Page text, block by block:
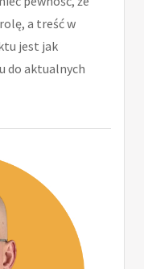
a treść w
jest jak
do aktualnych